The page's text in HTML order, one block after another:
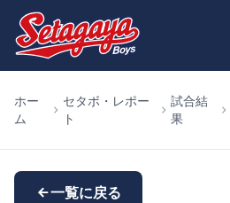
ホー
ム
セタボ・レポー
ト
試合結
果
一覧に戻る